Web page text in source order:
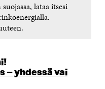
lataa itsesi
– yhdessä vai